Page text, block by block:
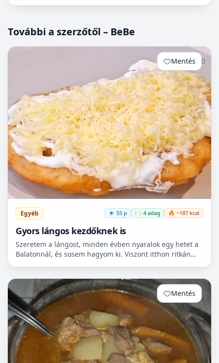
További a szerzőtől – BeBe
Mentés 0
Egyéb 55 p 🍽️ 4 adag 🔥 ~187 kcal
Gyors lángos kezdőknek is
Szeretem a lángost, minden évben nyaralok egy hetet a
Balatonnál, és sosem hagyom ki. Viszont itthon ritkán
Mentés 0